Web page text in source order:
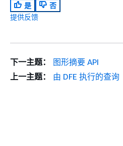
是
否
提供反馈
下一主题：
图形摘要 API
上一主题：
由 DFE 执行的查询